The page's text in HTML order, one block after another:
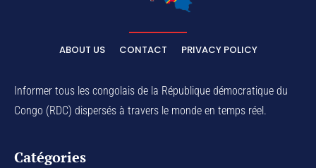
ABOUT US CONTACT PRIVACY POLICY
Informer tous les congolais de la République démocratique du
Congo (RDC) dispersés à travers le monde en temps réel.
Catégories